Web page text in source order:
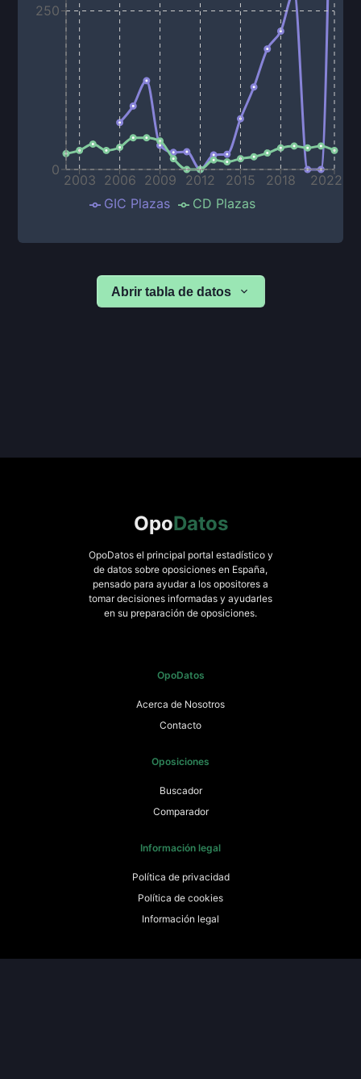
2003 2006 2009 2012 2015 2018 2022
0
250
GIC Plazas CD Plazas
Abrir tabla de datos
OpoDatos
OpoDatos el principal portal estadístico y
de datos sobre oposiciones en España,
pensado para ayudar a los opositores a
tomar decisiones informadas y ayudarles
en su preparación de oposiciones.
OpoDatos
Acerca de Nosotros
Contacto
Oposiciones
Buscador
Comparador
Información legal
Política de privacidad
Política de cookies
Información legal